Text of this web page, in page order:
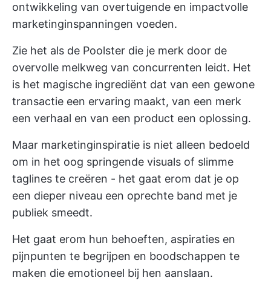
ontwikkeling van overtuigende en impactvolle
marketinginspanningen voeden.
Zie het als de Poolster die je merk door de
overvolle melkweg van concurrenten leidt. Het
is het magische ingrediënt dat van een gewone
transactie een ervaring maakt, van een merk
een verhaal en van een product een oplossing.
Maar marketinginspiratie is niet alleen bedoeld
om in het oog springende visuals of slimme
taglines te creëren - het gaat erom dat je op
een dieper niveau een oprechte band met je
publiek smeedt.
Het gaat erom hun behoeften, aspiraties en
pijnpunten te begrijpen en boodschappen te
maken die emotioneel bij hen aanslaan.